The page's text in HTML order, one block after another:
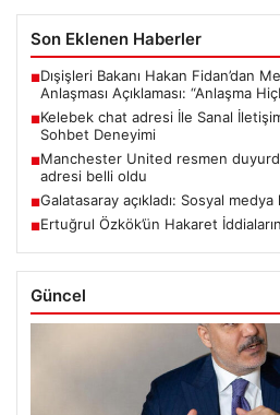
Son Eklenen Haberler
■Dışişleri Bakanı Hakan Fidan’dan
Anlaşması Açıklaması: “Anlaşma
■Kelebek chat adresi İle Sanal
Sohbet Deneyimi
■Manchester United resmen
adresi belli oldu
■Galatasaray açıkladı: Sosyal
■Ertuğrul Özkök’ün Hakaret
Güncel